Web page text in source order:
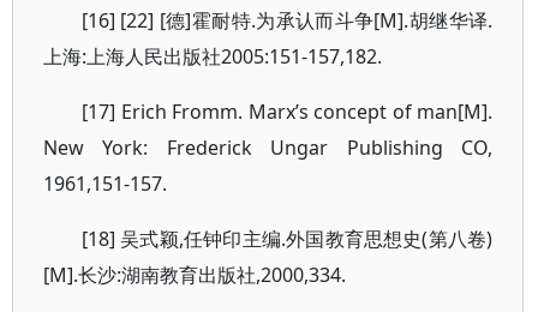
[16] [22] [德]霍耐特.为承认而斗争[M].胡继华译.
上海:上海人民出版社2005:151-157,182.
[17] Erich Fromm. Marx’s concept of man[M].
New York: Frederick Ungar Publishing CO,
1961,151-157.
[18] 吴式颖,任钟印主编.外国教育思想史(第八卷)
[M].长沙:湖南教育出版社,2000,334.